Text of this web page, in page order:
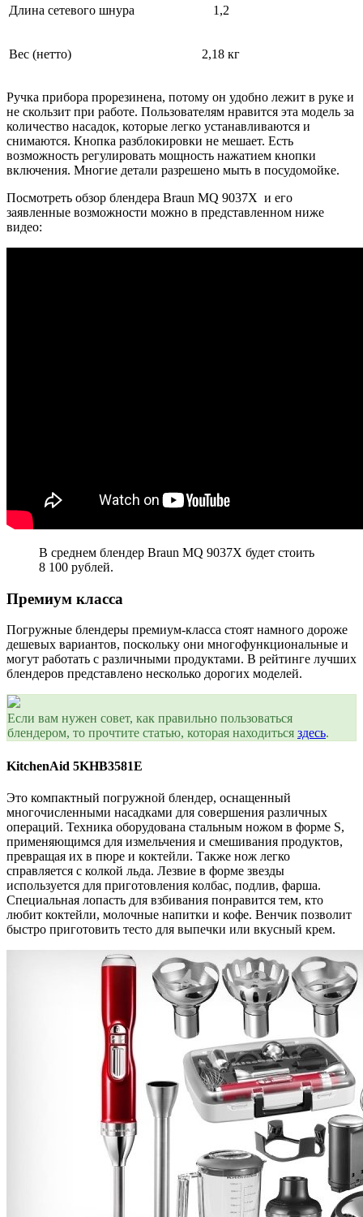
Длина сетевого шнура 1,2
Вес (нетто) 2,18 кг
Ручка прибора прорезинена, потому он удобно лежит в руке и
не скользит при работе. Пользователям нравится эта модель за
количество насадок, которые легко устанавливаются и
снимаются. Кнопка разблокировки не мешает. Есть
возможность регулировать мощность нажатием кнопки
включения. Многие детали разрешено мыть в посудомойке.
Посмотреть обзор блендера Braun MQ 9037X и его
заявленные возможности можно в представленном ниже
видео:
В среднем блендер Braun MQ 9037X будет стоить
8 100 рублей.
Премиум класса
Погружные блендеры премиум-класса стоят намного дороже
дешевых вариантов, поскольку они многофункциональные и
могут работать с различными продуктами. В рейтинге лучших
блендеров представлено несколько дорогих моделей.
Если вам нужен совет, как правильно пользоваться
блендером, то прочтите статью, которая находиться здесь.
KitchenAid 5KHB3581E
Это компактный погружной блендер, оснащенный
многочисленными насадками для совершения различных
операций. Техника оборудована стальным ножом в форме S,
применяющимся для измельчения и смешивания продуктов,
превращая их в пюре и коктейли. Также нож легко
справляется с колкой льда. Лезвие в форме звезды
используется для приготовления колбас, подлив, фарша.
Специальная лопасть для взбивания понравится тем, кто
любит коктейли, молочные напитки и кофе. Венчик позволит
быстро приготовить тесто для выпечки или вкусный крем.